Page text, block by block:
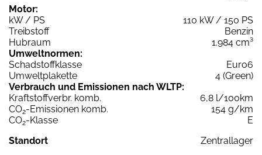
Motor:
kW / PS
110 kW / 150 PS
Treibstoff
Benzin
Hubraum
1.984 cm³
Umweltnormen:
Schadstoffklasse
Euro6
Umweltplakette
4 (Green)
Verbrauch und Emissionen nach WLTP:
Kraftstoffverbr. komb.
6,8 l/100km
CO2-Emissionen komb.
154 g/km
CO2-Klasse
E
Standort
Zentrallager